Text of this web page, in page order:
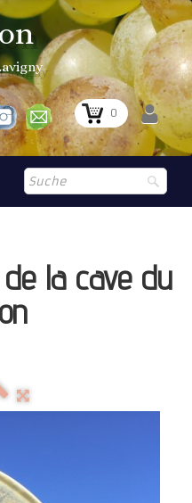
0
la cave du